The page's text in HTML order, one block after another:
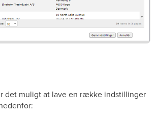
det muligt at lave en række indstillinger